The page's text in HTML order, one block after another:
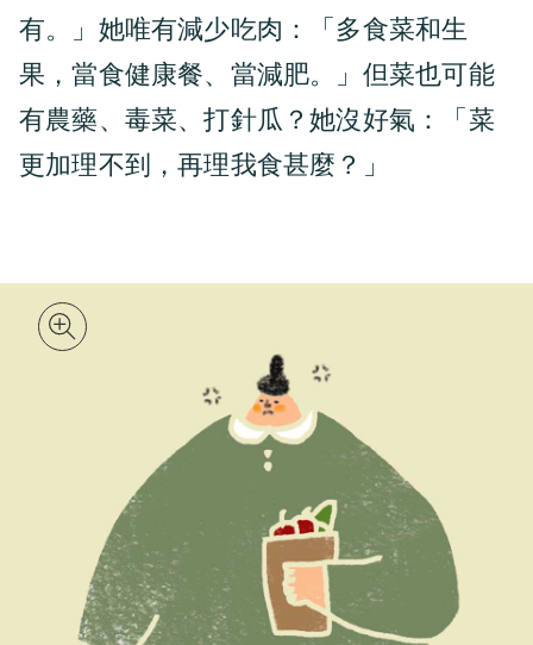
有。」她唯有減少吃肉：「多食菜和生
果，當食健康餐、當減肥。」但菜也可能
有農藥、毒菜、打針瓜？她沒好氣：「菜
更加理不到，再理我食甚麼？」